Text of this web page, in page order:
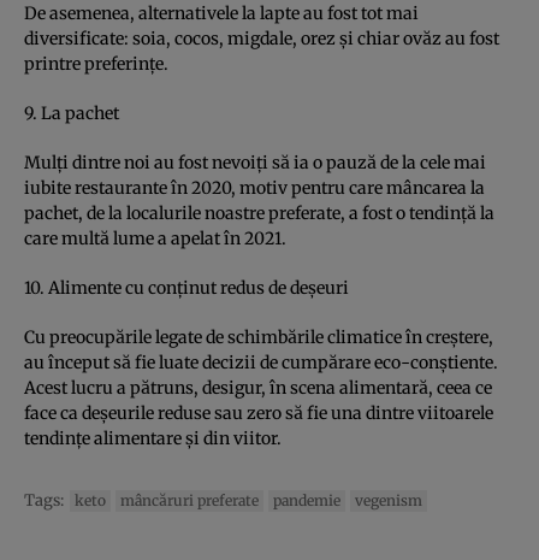
De asemenea, alternativele la lapte au fost tot mai
diversificate: soia, cocos, migdale, orez şi chiar ovăz au fost
printre preferinţe.
9. La pachet
Mulţi dintre noi au fost nevoiţi să ia o pauză de la cele mai
iubite restaurante în 2020, motiv pentru care mâncarea la
pachet, de la localurile noastre preferate, a fost o tendinţă la
care multă lume a apelat în 2021.
10. Alimente cu conţinut redus de deşeuri
Cu preocupările legate de schimbările climatice în creştere,
au început să fie luate decizii de cumpărare eco-conştiente.
Acest lucru a pătruns, desigur, în scena alimentară, ceea ce
face ca deşeurile reduse sau zero să fie una dintre viitoarele
tendinţe alimentare şi din viitor.
Tags: keto mâncăruri preferate pandemie vegenism